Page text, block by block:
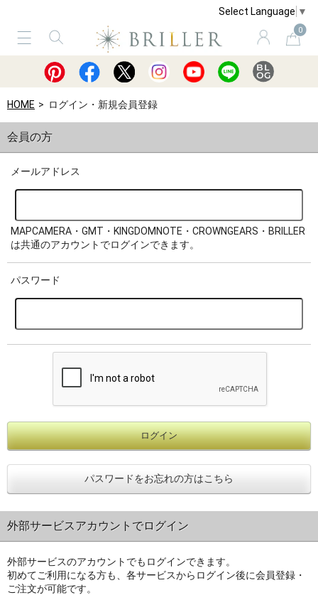
Select Language ▼
0
サービス ショッピングガイド 買取
HOME ログイン・新規会員登録
会員の方
メールアドレス
MAPCAMERA・GMT・KINGDOMNOTE・CROWNGEARS・BRILLER
は共通のアカウントでログインできます。
パスワード
パスワードをお忘れの方はこちら
外部サービスアカウントでログイン
外部サービスのアカウントでもログインできます。
初めてご利用になる方も、各サービスからログイン後に会員登録・
ご注文が可能です。